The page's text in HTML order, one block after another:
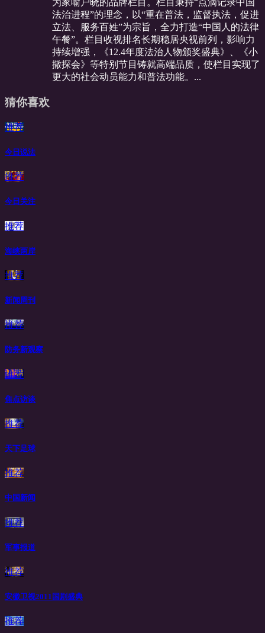
为家喻户晓的品牌栏目。栏目秉持“点滴记录中国
法治进程”的理念，以“重在普法，监督执法，促进
立法、服务百姓”为宗旨，全力打造“中国人的法律
午餐”。栏目收视排名长期稳居央视前列，影响力
持续增强，《12.4年度法治人物颁奖盛典》、《小
撒探会》等特别节目铸就高端品质，使栏目实现了
更大的社会动员能力和普法功能。...
猜你喜欢
推荐
今日说法
推荐
今日关注
推荐
海峡两岸
推荐
新闻周刊
推荐
防务新观察
推荐
焦点访谈
推荐
天下足球
推荐
中国新闻
推荐
军事报道
推荐
安徽卫视2011国剧盛典
推荐